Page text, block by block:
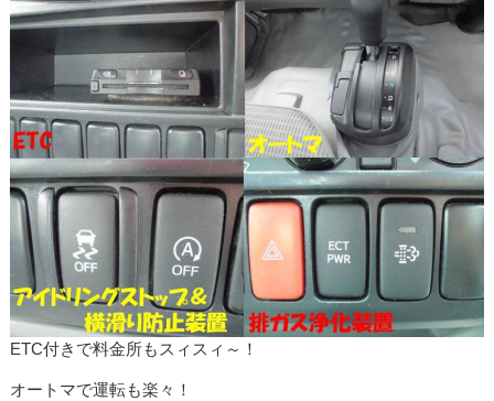
ETC付きで料金所もスィスィ～！
オートマで運転も楽々！